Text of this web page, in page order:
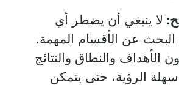
لا ينبغي أن يضطر أي
عن الأقسام المهمة.
الأهداف والنطاق والنتائج
الرؤية، حتى يتمكن